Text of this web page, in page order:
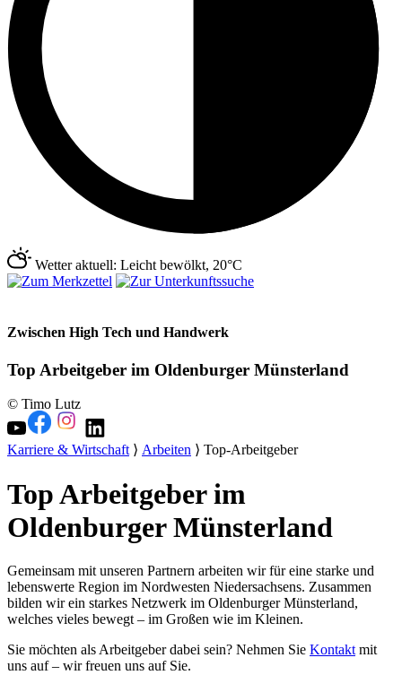
Wetter aktuell: Leicht bewölkt, 20°C
Zwischen High Tech und Handwerk
Top Arbeitgeber im Oldenburger Münsterland
© Timo Lutz
Karriere & Wirtschaft⟩ Arbeiten ⟩ Top-Arbeitgeber
Top Arbeitgeber im
Oldenburger Münsterland
Gemeinsam mit unseren Partnern arbeiten wir für eine starke und
lebenswerte Region im Nordwesten Niedersachsens. Zusammen
bilden wir ein starkes Netzwerk im Oldenburger Münsterland,
welches vieles bewegt – im Großen wie im Kleinen.
Sie möchten als Arbeitgeber dabei sein? Nehmen Sie Kontakt mit
uns auf – wir freuen uns auf Sie.